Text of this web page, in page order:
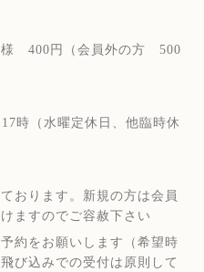
様 400円（会員外の方 500
（水曜定休日、他臨時休
おります。新規の方は会員
ますのでご容赦下さい
約をお願いします（希望時
び込みでの受付は原則して